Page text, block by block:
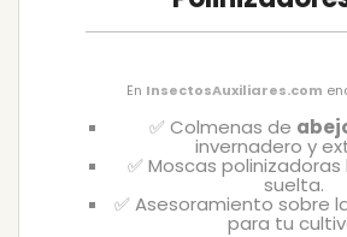
En InsectosAuxiliares.com
✅ Colmenas de
invernadero y
✅ Moscas
suelta.
✅ Asesoramiento sobre
para tu